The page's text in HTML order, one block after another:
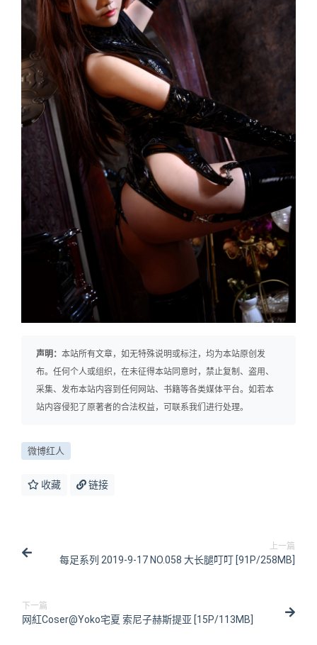
声明： 本站所有文章，如无特殊说明或标注，均为本站原创发
布。任何个人或组织，在未征得本站同意时，禁止复制、盗用、
采集、发布本站内容到任何网站、书籍等各类媒体平台。如若本
站内容侵犯了原著者的合法权益，可联系我们进行处理。
微博红人
收藏 链接
上一篇
每足系列 2019-9-17 NO.058 大长腿叮叮 [91P/258MB]
下一篇
网紅Coser@Yoko宅夏 索尼子赫斯提亚 [15P/113MB]